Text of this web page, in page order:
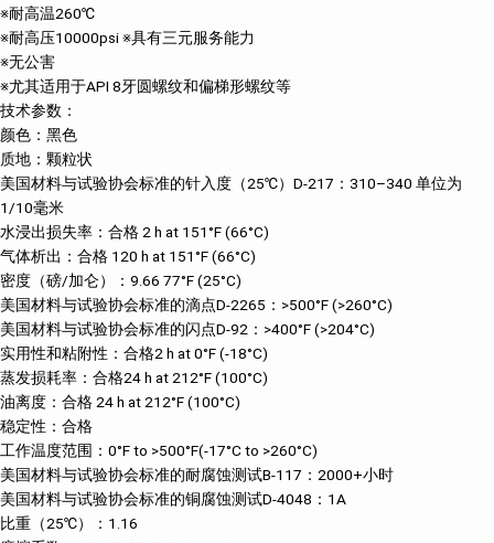
※耐高温260℃
※耐高压10000psi ※具有三元服务能力
※无公害
※尤其适用于API 8牙圆螺纹和偏梯形螺纹等
技术参数：
颜色：黑色
质地：颗粒状
美国材料与试验协会标准的针入度（25℃）D-217：310–340 单位为
1/10毫米
水浸出损失率：合格 2 h at 151°F (66°C)
气体析出：合格 120 h at 151°F (66°C)
密度（磅/加仑）：9.66 77°F (25°C)
美国材料与试验协会标准的滴点D-2265：>500°F (>260°C)
美国材料与试验协会标准的闪点D-92：>400°F (>204°C)
实用性和粘附性：合格2 h at 0°F (-18°C)
蒸发损耗率：合格24 h at 212°F (100°C)
油离度：合格 24 h at 212°F (100°C)
稳定性：合格
工作温度范围：0°F to >500°F(-17°C to >260°C)
美国材料与试验协会标准的耐腐蚀测试B-117：2000+小时
美国材料与试验协会标准的铜腐蚀测试D-4048：1A
比重（25℃）：1.16